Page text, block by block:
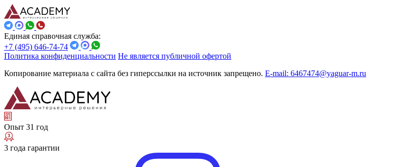
Единая справочная служба:
+7 (495) 646-74-74
Политика конфиденциальности Не является публичной офертой
Копирование материала с сайта без гиперссылки на источник запрещено. E-mail: 6467474@yaguar-m.ru
Опыт 31 год
3 года гарантии